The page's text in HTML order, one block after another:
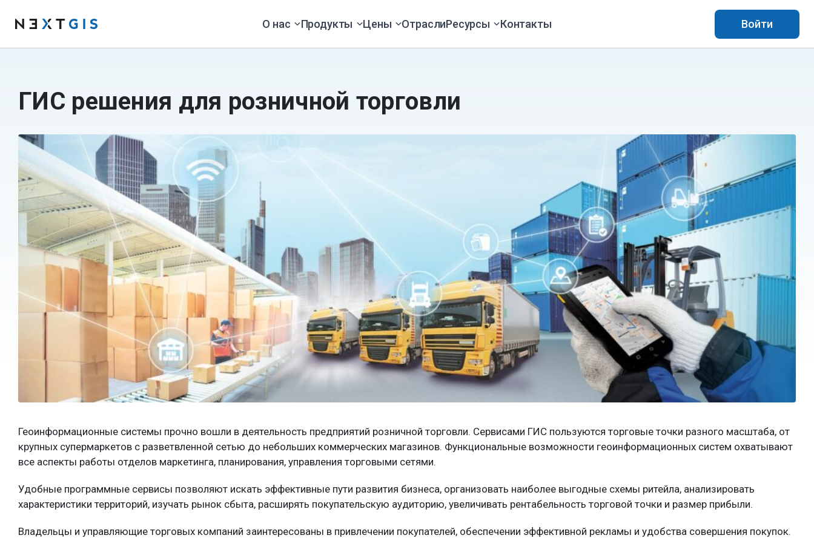
О нас Продукты Цены ОтраслиРесурсы Контакты Войти
ГИС решения для розничной торговли
Геоинформационные системы прочно вошли в деятельность предприятий розничной торговли. Сервисами ГИС пользуются торговые точки разного масштаба, от
крупных супермаркетов с разветвленной сетью до небольших коммерческих магазинов. Функциональные возможности геоинформационных систем охватывают
все аспекты работы отделов маркетинга, планирования, управления торговыми сетями.
Удобные программные сервисы позволяют искать эффективные пути развития бизнеса, организовать наиболее выгодные схемы ритейла, анализировать
характеристики территорий, изучать рынок сбыта, расширять покупательскую аудиторию, увеличивать рентабельность торговой точки и размер прибыли.
Владельцы и управляющие торговых компаний заинтересованы в привлечении покупателей, обеспечении эффективной рекламы и удобства совершения покупок.